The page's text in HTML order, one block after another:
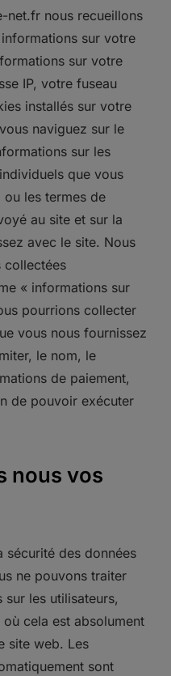
net.fr nous recueillons
sur votre
sur votre
IP, votre fuseau
installés sur votre
naviguez sur le
sur les
que vous
les termes de
au site et sur la
avec le site. Nous
collectées
« informations sur
pourrions collecter
vous nous fournissez
le nom, le
de paiement,
de pouvoir exécuter
nous vos
sécurité des données
ne pouvons traiter
sur les utilisateurs,
cela est absolument
site web. Les
sont